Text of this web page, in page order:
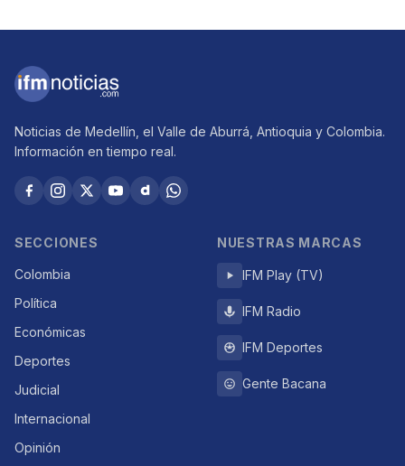
Noticias de Medellín, el Valle de Aburrá, Antioquia y Colombia.
Información en tiempo real.
SECCIONES
Colombia
Política
Económicas
Deportes
Judicial
Internacional
Opinión
NUESTRAS MARCAS
IFM Play (TV)
IFM Radio
IFM Deportes
Gente Bacana